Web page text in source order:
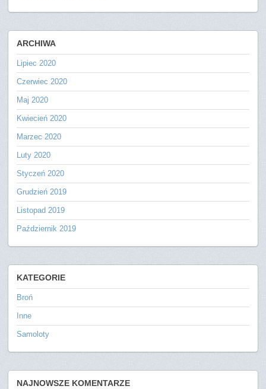
ARCHIWA
Lipiec 2020
Czerwiec 2020
Maj 2020
Kwiecień 2020
Marzec 2020
Luty 2020
Styczeń 2020
Grudzień 2019
Listopad 2019
Październik 2019
KATEGORIE
Broń
Inne
Samoloty
NAJNOWSZE KOMENTARZE